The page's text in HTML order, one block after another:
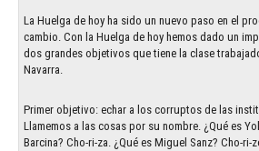
La Huelga de hoy ha sido un nuevo paso en el
cambio. Con la Huelga de hoy hemos dado un
dos grandes objetivos que tiene la clase
Navarra.
Primer objetivo: echar a los corruptos de las
Llamemos a las cosas por su nombre. ¿Qué es
Barcina? Cho-ri-za. ¿Qué es Miguel Sanz? Cho-ri-